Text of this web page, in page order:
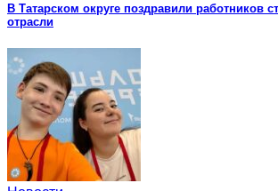
В Татарском округе поздравили работников
отрасли